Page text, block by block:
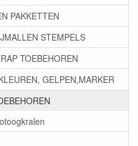
PAKKETTEN
STEMPELS
TOEBEHOREN
GELPEN,MARKER